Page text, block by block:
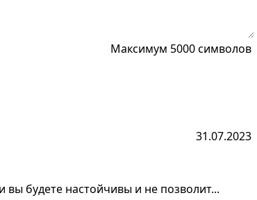
Максимум 5000 символов
31.07.2023
вы будете настойчивы и не позволит...